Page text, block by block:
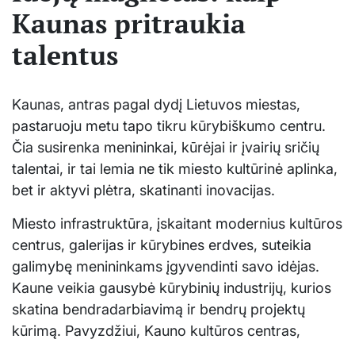
Kaunas pritraukia
talentus
Kaunas, antras pagal dydį Lietuvos miestas,
pastaruoju metu tapo tikru kūrybiškumo centru.
Čia susirenka menininkai, kūrėjai ir įvairių sričių
talentai, ir tai lemia ne tik miesto kultūrinė aplinka,
bet ir aktyvi plėtra, skatinanti inovacijas.
Miesto infrastruktūra, įskaitant modernius kultūros
centrus, galerijas ir kūrybines erdves, suteikia
galimybę menininkams įgyvendinti savo idėjas.
Kaune veikia gausybė kūrybinių industrijų, kurios
skatina bendradarbiavimą ir bendrų projektų
kūrimą. Pavyzdžiui, Kauno kultūros centras,